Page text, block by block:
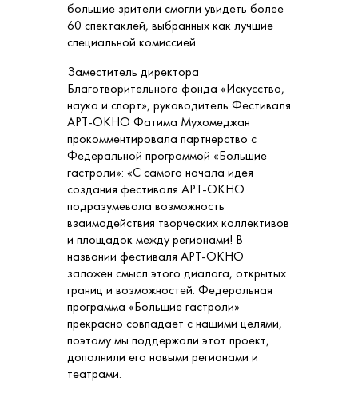
большие зрители смогли увидеть более
60 спектаклей, выбранных как лучшие
специальной комиссией.
Заместитель директора
Благотворительного фонда «Искусство,
наука и спорт», руководитель Фестиваля
АРТ-ОКНО Фатима Мухомеджан
прокомментировала партнерство с
Федеральной программой «Большие
гастроли»: «С самого начала идея
создания фестиваля АРТ-ОКНО
подразумевала возможность
взаимодействия творческих коллективов
и площадок между регионами! В
названии фестиваля АРТ-ОКНО
заложен смысл этого диалога, открытых
границ и возможностей. Федеральная
программа «Большие гастроли»
прекрасно совпадает с нашими целями,
поэтому мы поддержали этот проект,
дополнили его новыми регионами и
театрами.